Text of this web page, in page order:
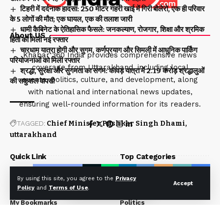
By using this site, you agree to the Privacy
Policyand Terms of Use.
Accept
टिहरी में दर्दनाक हादसा: 250 मीटर गहरी खाई में गिरी बोलेरो, एक ही परिवार
के 5 लोगों की मौत; एक घायल, एक की तलाश जारी
धामी कैबिनेट के ऐतिहासिक फैसले: जनकल्याण, रोजगार, शिक्षा और श्रमिक
हितों को मिली नई रफ्तार
चारधाम यात्रा होगी और सुगम, कर्णप्रयाग और सिमली में आधुनिक पार्किंग
परियोजनाओं को मिली रफ्तार
श्रद्धा, सुरक्षा और सुगमता का संगम: कांवड़ यात्रा में 2.19 करोड़ श्रद्धालुओं
की सकुशल वापसी
TAGGED: Chief Minister Pushkar Singh Dhami
uttarakhand
About US
Khabar 360 India provides comprehensive news
coverage from Uttarakhand, including local
events, politics, culture, and development, along
with national and international news updates,
ensuring well-rounded information for its readers.
Quick Link
About Us
Our Team
My Bookmarks
Top Categories
Uttarakhand
Politics